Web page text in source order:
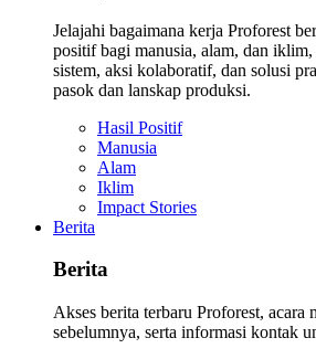
Jelajahi bagaimana kerja Proforest
positif bagi manusia, alam, dan
sistem, aksi kolaboratif, dan solusi
pasok dan lanskap produksi.
Hasil Positif
Manusia
Alam
Iklim
Impact Stories
Berita
Berita
Akses berita terbaru Proforest, acara
sebelumnya, serta informasi kontak